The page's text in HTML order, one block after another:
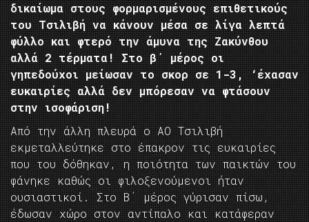
δικαίωμα στους φορμαρισμένους επιθετικούς
του Τσιλιβή να κάνουν μέσα σε λίγα λεπτά
φύλλο και φτερό την άμυνα της Ζακύνθου
αλλά 2 τέρματα! Στο β΄ μέρος οι
γηπεδούχοι μείωσαν το σκορ σε 1-3, ‘έχασαν
ευκαιρίες αλλά δεν μπόρεσαν να φτάσουν
στην ισοφάριση!
Από την άλλη πλευρά ο ΑΟ Τσιλιβή
εκμεταλλεύτηκε στο έπακρον τις ευκαιρίες
που του δόθηκαν, η ποιότητα των παικτών του
φάνηκε καθώς οι φιλοξενούμενοι ήταν
ουσιαστικοί. Στο Β΄ μέρος γύρισαν πίσω,
έδωσαν χώρο στον αντίπαλο και κατάφεραν